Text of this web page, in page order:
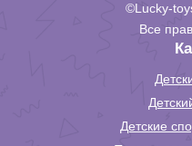
©Lucky-
Все
Детские